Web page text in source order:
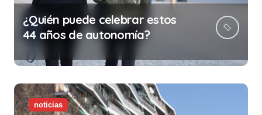
¿Quién puede celebrar estos
44 años de autonomía?
noticias